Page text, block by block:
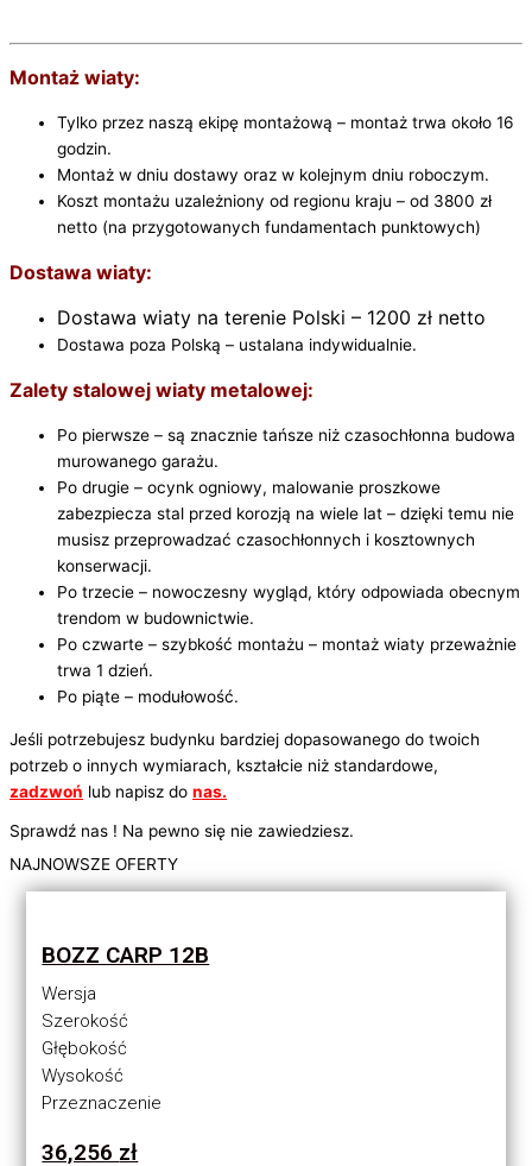
Montaż wiaty:
Tylko przez naszą ekipę montażową – montaż trwa około 16
godzin.
Montaż w dniu dostawy oraz w kolejnym dniu roboczym.
Koszt montażu uzależniony od regionu kraju – od 3800 zł
netto (na przygotowanych fundamentach punktowych)
Dostawa wiaty:
Dostawa wiaty na terenie Polski – 1200 zł netto
Dostawa poza Polską – ustalana indywidualnie.
Zalety stalowej wiaty metalowej:
Po pierwsze – są znacznie tańsze niż czasochłonna budowa
murowanego garażu.
Po drugie – ocynk ogniowy, malowanie proszkowe
zabezpiecza stal przed korozją na wiele lat – dzięki temu nie
musisz przeprowadzać czasochłonnych i kosztownych
konserwacji.
Po trzecie – nowoczesny wygląd, który odpowiada obecnym
trendom w budownictwie.
Po czwarte – szybkość montażu – montaż wiaty przeważnie
trwa 1 dzień.
Po piąte – modułowość.
Jeśli potrzebujesz budynku bardziej dopasowanego do twoich
potrzeb o innych wymiarach, kształcie niż standardowe,
zadzwoń lub napisz do nas.
Sprawdź nas ! Na pewno się nie zawiedziesz.
NAJNOWSZE OFERTY
BOZZ CARP 12B
Wersja
Szerokość
Głębokość
Wysokość
Przeznaczenie
36,256 zł